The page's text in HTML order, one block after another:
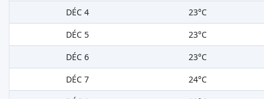
DÉC 4
23°C
DÉC 5
23°C
DÉC 6
23°C
DÉC 7
24°C